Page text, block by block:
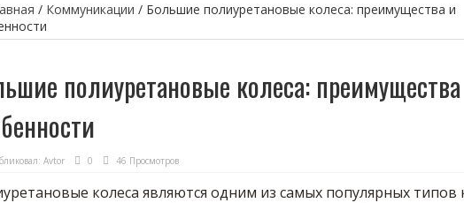
/ Коммуникации / Большие полиуретановые колеса: преимущества и
полиуретановые колеса:
Avtor 0 46 Просмотров
колеса являются одним из самых популярных типов